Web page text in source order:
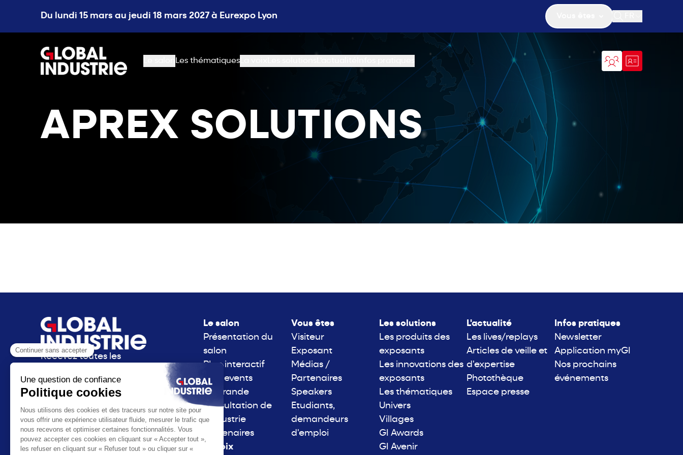
Du lundi 15 mars au jeudi 18 mars 2027 à Eurexpo Lyon
Ouvrir la
page.home
Les thématiques
APREX SOLUTIONS
Recevez toutes les
Industrie directement
dans votre boite mail.
S'inscrire à la newsletter
Le salon
Présentation du
salon
Plan interactif
Side events
La grande
consultation de
l'Industrie
Partenaires
La voix
Vous êtes
Visiteur
Exposant
Médias /
Partenaires
Speakers
Etudiants,
demandeurs
d'emploi
Les solutions
Les produits des
exposants
Les innovations des
exposants
Les thématiques
Univers
Villages
GI Awards
GI Avenir
L'actualité
Les lives/replays
Articles de veille et
d'expertise
Photothèque
Espace presse
Infos pratiques
Newsletter
Application myGI
Nos prochains
événements